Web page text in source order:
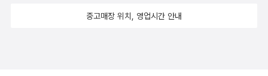
뢰를 이끌어내는 것은 빌보의 자기희생과 동료애였다. 여정을 마치고
지 않아서 아쉬웠다. 반면 젊을 때부터 할머니까지 연기를 다 해낸 장
각했다. 영화를 보고, 저녁 식사를 하고, 집에 귀가하던 그 순간까지도
원작으로 조니 뎁이 제작과 주연으로 참여했다. 2000년 처음 영화
중고매장 위치, 영업시간 안내